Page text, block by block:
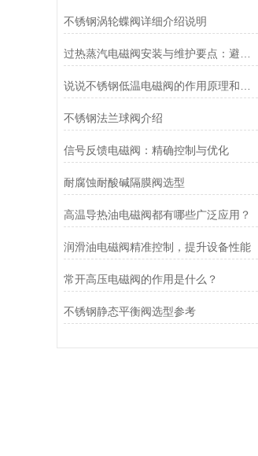
不锈钢涡轮蝶阀详细介绍说明
不锈钢法兰球阀介绍
信号反馈电磁阀：精确控制与优化
耐腐蚀耐酸碱隔膜阀选型
高温导热油电磁阀都有哪些广泛应用？
润滑油电磁阀精准控制，提升设备性能
常开高压电磁阀的作用是什么？
不锈钢静态平衡阀选型参考